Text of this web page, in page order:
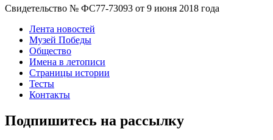
Свидетельство № ФС77-73093 от 9 июня 2018 года
Лента новостей
Музей Победы
Общество
Имена в летописи
Страницы истории
Тесты
Контакты
Подпишитесь на рассылку